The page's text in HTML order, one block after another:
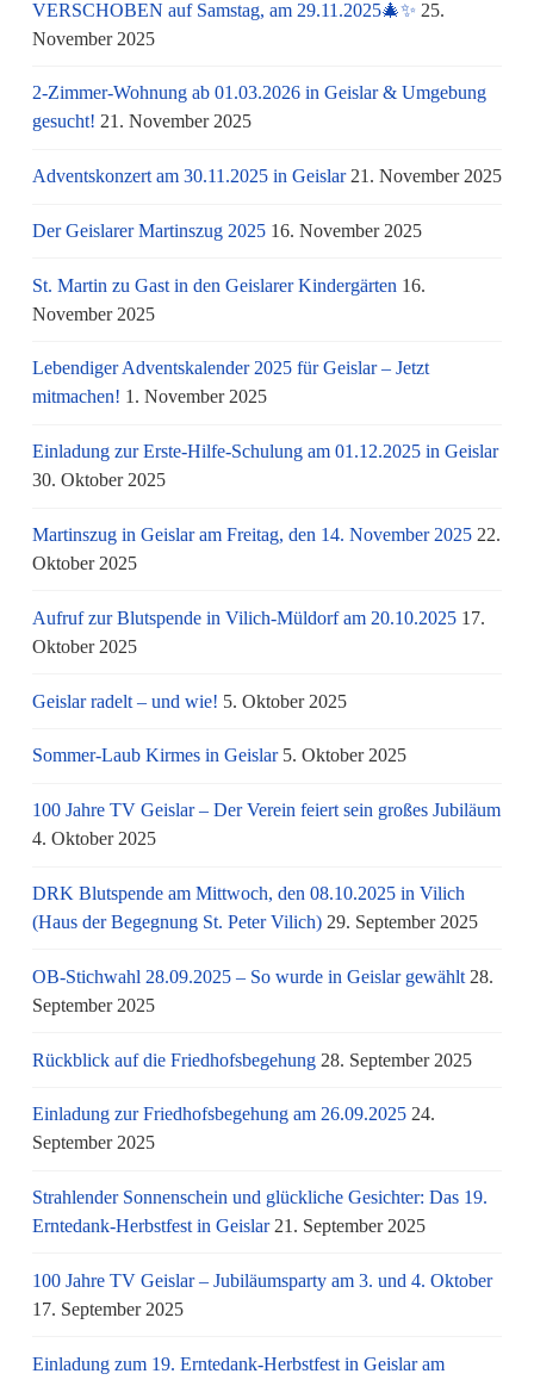
VERSCHOBEN auf Samstag, am 29.11.2025🎄✨ 25.
November 2025
2-Zimmer-Wohnung ab 01.03.2026 in Geislar & Umgebung
gesucht! 21. November 2025
Adventskonzert am 30.11.2025 in Geislar 21. November 2025
Der Geislarer Martinszug 2025 16. November 2025
St. Martin zu Gast in den Geislarer Kindergärten 16.
November 2025
Lebendiger Adventskalender 2025 für Geislar – Jetzt
mitmachen! 1. November 2025
Einladung zur Erste-Hilfe-Schulung am 01.12.2025 in Geislar
30. Oktober 2025
Martinszug in Geislar am Freitag, den 14. November 2025 22.
Oktober 2025
Aufruf zur Blutspende in Vilich-Müldorf am 20.10.2025 17.
Oktober 2025
Geislar radelt – und wie! 5. Oktober 2025
Sommer-Laub Kirmes in Geislar 5. Oktober 2025
100 Jahre TV Geislar – Der Verein feiert sein großes Jubiläum
4. Oktober 2025
DRK Blutspende am Mittwoch, den 08.10.2025 in Vilich
(Haus der Begegnung St. Peter Vilich) 29. September 2025
OB-Stichwahl 28.09.2025 – So wurde in Geislar gewählt 28.
September 2025
Rückblick auf die Friedhofsbegehung 28. September 2025
Einladung zur Friedhofsbegehung am 26.09.2025 24.
September 2025
Strahlender Sonnenschein und glückliche Gesichter: Das 19.
Erntedank-Herbstfest in Geislar 21. September 2025
100 Jahre TV Geislar – Jubiläumsparty am 3. und 4. Oktober
17. September 2025
Einladung zum 19. Erntedank-Herbstfest in Geislar am